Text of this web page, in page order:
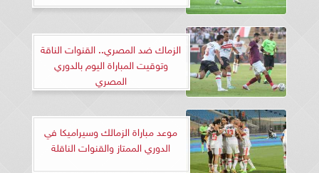
الزماك ضد المصري.. القنوات الناقة
وتوقيت المباراة اليوم بالدوري
المصري
موعد مباراة الزمالك وسيراميكا في
الدوري الممتاز والقنوات الناقلة